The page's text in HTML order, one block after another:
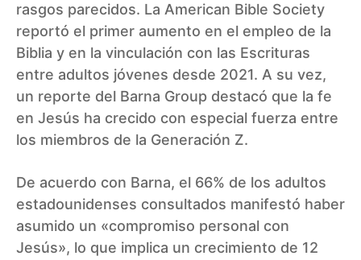
rasgos parecidos. La American Bible Society
reportó el primer aumento en el empleo de la
Biblia y en la vinculación con las Escrituras
entre adultos jóvenes desde 2021. A su vez,
un reporte del Barna Group destacó que la fe
en Jesús ha crecido con especial fuerza entre
los miembros de la Generación Z.
De acuerdo con Barna, el 66% de los adultos
estadounidenses consultados manifestó haber
asumido un «compromiso personal con
Jesús», lo que implica un crecimiento de 12